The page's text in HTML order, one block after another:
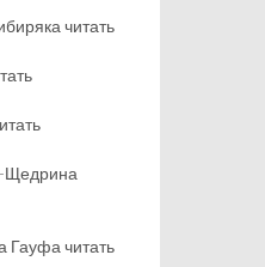
читать
Щедрина
Гауфа читать